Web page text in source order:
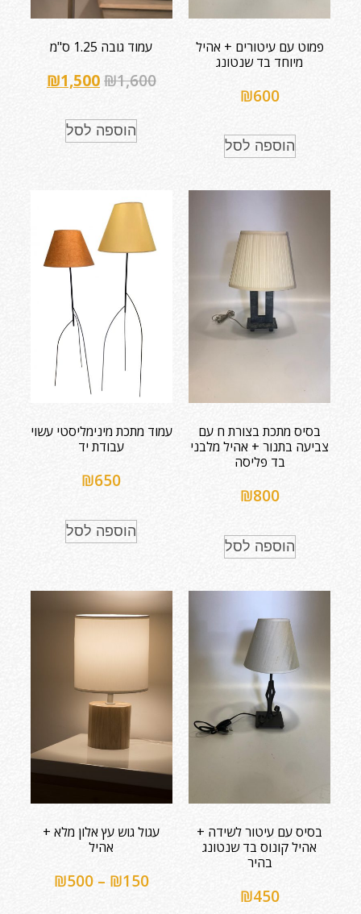
פמוט עם עיטורים + אהיל
מיוחד בד שנטונג
₪600
הוספה לסל
עמוד גובה 1.25 ס"מ
₪1,600
₪1,500
הוספה לסל
בסיס מתכת בצורת ח עם
צביעה בתנור + אהיל מלבני
בד פליסה
₪800
הוספה לסל
עמוד מתכת מינימליסטי עשוי
עבודת יד
₪650
הוספה לסל
בסיס עם עיטור לשידה +
אהיל קונוס בד שנטונג
בהיר
₪450
עגול גוש עץ אלון מלא +
אהיל
₪150
–
₪500